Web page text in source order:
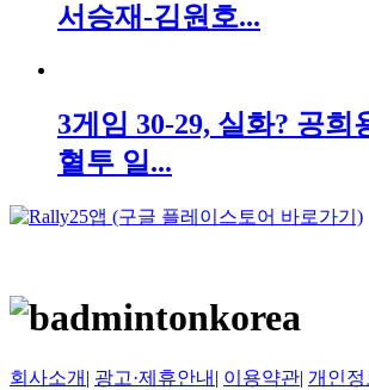
서승재-김원호...
3게임 30-29, 실화? 공희
혈투 일...
회사소개 | 광고·제휴안내 | 이용약관| 개인정